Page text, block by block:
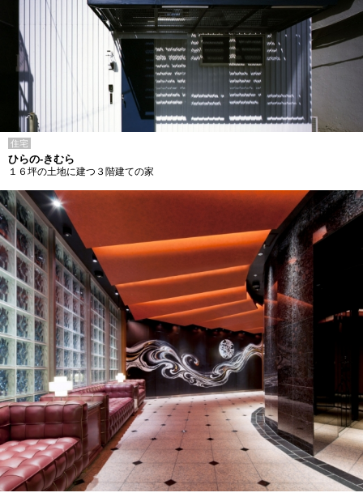
住宅
ひらの-きむら
１６坪の土地に建つ３階建ての家